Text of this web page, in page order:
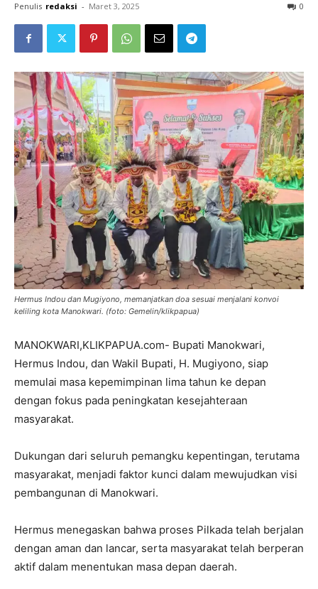
Penulis redaksi - Maret 3, 2025 0
Hermus Indou dan Mugiyono, memanjatkan doa sesuai menjalani konvoi
keliling kota Manokwari. (foto: Gemelin/klikpapua)
MANOKWARI,KLIKPAPUA.com- Bupati Manokwari,
Hermus Indou, dan Wakil Bupati, H. Mugiyono, siap
memulai masa kepemimpinan lima tahun ke depan
dengan fokus pada peningkatan kesejahteraan
masyarakat.
Dukungan dari seluruh pemangku kepentingan, terutama
masyarakat, menjadi faktor kunci dalam mewujudkan visi
pembangunan di Manokwari.
Hermus menegaskan bahwa proses Pilkada telah berjalan
dengan aman dan lancar, serta masyarakat telah berperan
aktif dalam menentukan masa depan daerah.